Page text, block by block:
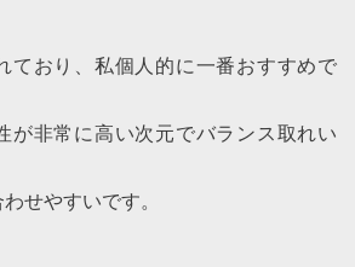
ており、私個人的に一番おすすめで
が非常に高い次元でバランス取れい
せやすいです。